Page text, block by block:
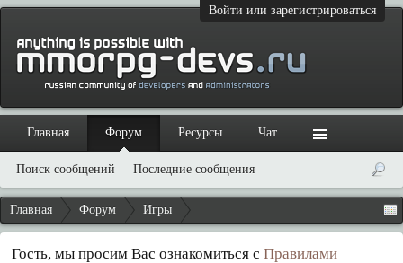
Войти или зарегистрироваться
Главная Форум Игры
Гость, мы просим Вас ознакомиться с Правилами
Главная Форум
Поиск сообщений Последние сообщения
Ресурсы Чат